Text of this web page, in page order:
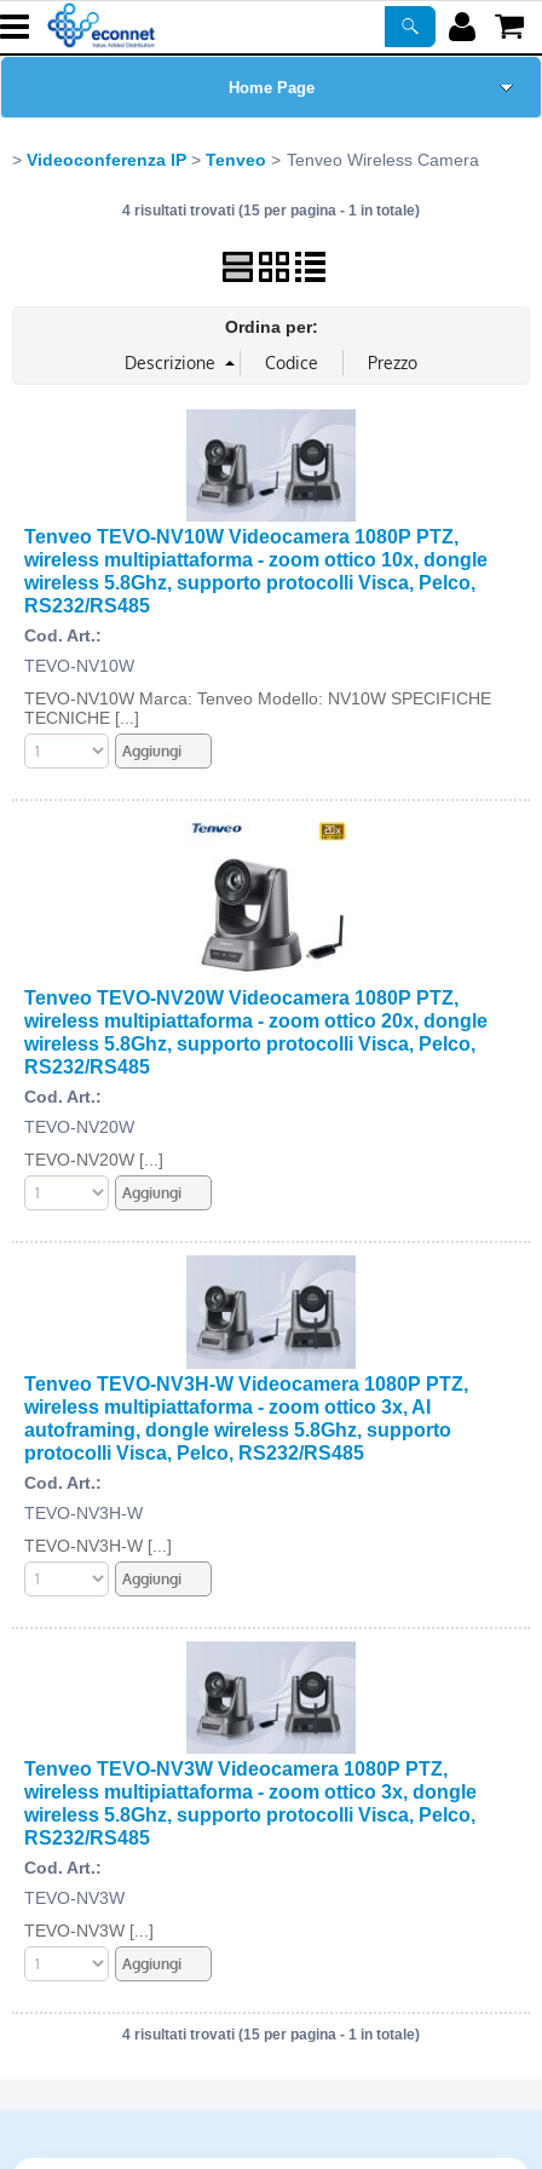
Home Page
Prodotti
Corsi
ASSISTENZA
Certificazioni
Newsletter
PROMO ATTIVE
Videoconferenza IP Tenveo Tenveo Wireless Camera
4 risultati trovati (15 per pagina - 1 in totale)
Ordina per:
Tenveo TEVO-NV10W Videocamera 1080P PTZ,
wireless multipiattaforma - zoom ottico 10x, dongle
wireless 5.8Ghz, supporto protocolli Visca, Pelco,
RS232/RS485
Cod. Art.:
TEVO-NV10W
TEVO-NV10W Marca: Tenveo Modello: NV10W SPECIFICHE
TECNICHE [...]
Tenveo TEVO-NV20W Videocamera 1080P PTZ,
wireless multipiattaforma - zoom ottico 20x, dongle
wireless 5.8Ghz, supporto protocolli Visca, Pelco,
RS232/RS485
Cod. Art.:
TEVO-NV20W
TEVO-NV20W [...]
Tenveo TEVO-NV3H-W Videocamera 1080P PTZ,
wireless multipiattaforma - zoom ottico 3x, AI
autoframing, dongle wireless 5.8Ghz, supporto
protocolli Visca, Pelco, RS232/RS485
Cod. Art.:
TEVO-NV3H-W
TEVO-NV3H-W [...]
Tenveo TEVO-NV3W Videocamera 1080P PTZ,
wireless multipiattaforma - zoom ottico 3x, dongle
wireless 5.8Ghz, supporto protocolli Visca, Pelco,
RS232/RS485
Cod. Art.:
TEVO-NV3W
TEVO-NV3W [...]
4 risultati trovati (15 per pagina - 1 in totale)